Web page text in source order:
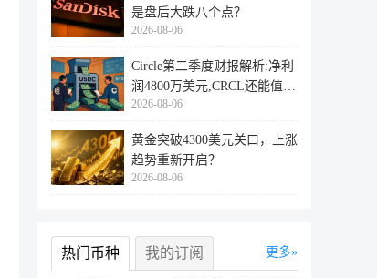
是盘后大跌八个点？
2026-08-06
Circle第二季度财报解析:净利
润4800万美元,CRCL还能值得
投资
2026-08-06
黄金突破4300美元关口，上涨
趋势重新开启？
2026-08-06
更多
热门币种 我的订阅